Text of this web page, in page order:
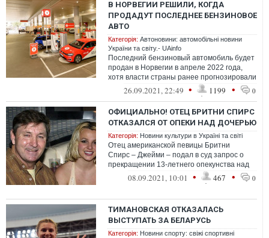
В НОРВЕГИИ РЕШИЛИ, КОГДА
ПРОДАДУТ ПОСЛЕДНЕЕ БЕНЗИНОВОЕ
АВТО
Категорія: Автоновини: автомобільні новини
України та світу.- UAinfo
Последний бензиновый автомобиль будет
продан в Норвегии в апреле 2022 года,
хотя власти страны ранее прогнозировали
отказаться от бензиновых авто лишь...
26.09.2021, 22:49 • 1199 • 0
ОФИЦИАЛЬНО! ОТЕЦ БРИТНИ СПИРС
ОТКАЗАЛСЯ ОТ ОПЕКИ НАД ДОЧЕРЬЮ
Категорія: Новини культури в Україні та світі
Отец американской певицы Бритни
Спирс – Джейми – подал в суд запрос о
прекращении 13-летнего опекунства над
своей дочерью. По его словам, он желает
08.09.2021, 10:01 • 467 • 0
ТИМАНОВСКАЯ ОТКАЗАЛАСЬ
ВЫСТУПАТЬ ЗА БЕЛАРУСЬ
Категорія: Новини спорту: свіжі спортивні